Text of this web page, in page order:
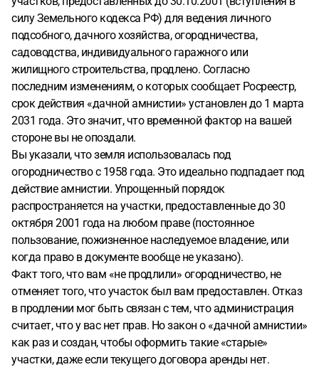
силу Земельного кодекса РФ) для ведения личного
подсобного, дачного хозяйства, огородничества,
садоводства, индивидуального гаражного или
жилищного строительства, продлено. Согласно
последним изменениям, о которых сообщает Росреестр,
срок действия «дачной амнистии» установлен до 1 марта
2031 года. Это значит, что временной фактор на вашей
стороне вы не опоздали.
Вы указали, что земля использовалась под
огородничество с 1958 года. Это идеально подпадает под
действие амнистии. Упрощенный порядок
распространяется на участки, предоставленные до 30
октября 2001 года на любом праве (постоянное
пользование, пожизненное наследуемое владение, или
когда право в документе вообще не указано).
Факт того, что вам «не продлили» огородничество, не
отменяет того, что участок был вам предоставлен. Отказ
в продлении мог быть связан с тем, что администрация
считает, что у вас нет прав. Но закон о «дачной амнистии»
как раз и создан, чтобы оформить такие «старые»
участки, даже если текущего договора аренды нет.